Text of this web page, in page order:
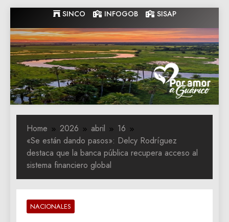
to
content
SINCO INFOGOB SISAP
Gobernacion
de Guarico
Gobernacion de Guarico
Home 2026 abril
16
«Se están dando pasos»: Delcy Rodríguez
destaca que la banca pública recupera acceso al
sistema financiero global
NACIONALES